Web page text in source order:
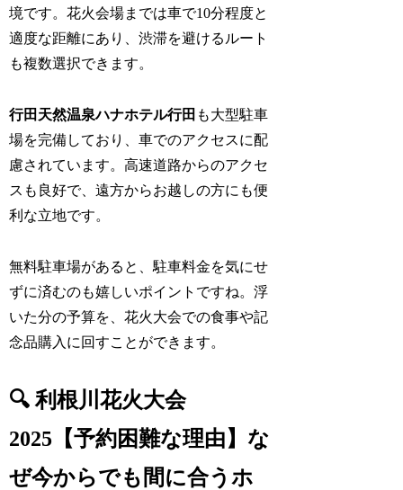
境です。花火会場までは車で10分程度と
適度な距離にあり、渋滞を避けるルート
も複数選択できます。
行田天然温泉ハナホテル行田 も大型駐車
場を完備しており、車でのアクセスに配
慮されています。高速道路からのアクセ
スも良好で、遠方からお越しの方にも便
利な立地です。
無料駐車場があると、駐車料金を気にせ
ずに済むのも嬉しいポイントですね。浮
いた分の予算を、花火大会での食事や記
念品購入に回すことができます。
🔍 利根川花火大会
2025【予約困難な理由】な
ぜ今からでも間に合うホ